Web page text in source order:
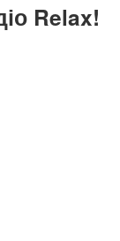
Relax!